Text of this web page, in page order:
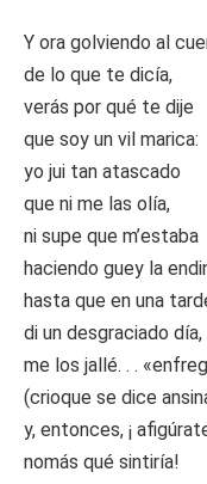
Y ora golviendo al
de lo que te dicía,
verás por qué te dije
que soy un vil marica:
yo jui tan atascado
que ni me las olía,
ni supe que m’estaba
haciendo guey la
hasta que en una
di un desgraciado día,
me los jallé. . .
(crioque se dice
y, entonces, ¡
nomás qué sintiría!